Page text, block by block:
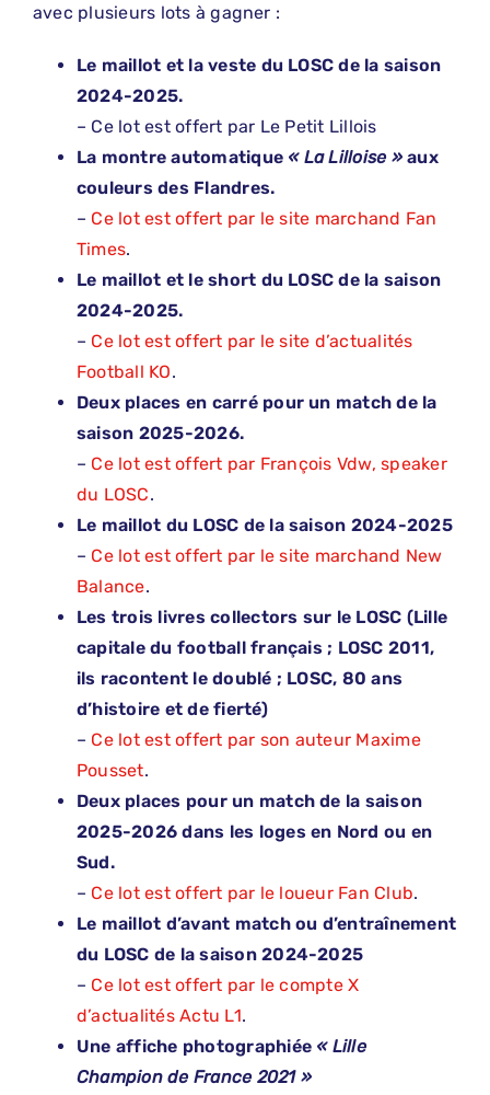
avec plusieurs lots à gagner :
Le maillot et la veste du LOSC de la saison
2024-2025.
– Ce lot est offert par Le Petit Lillois
La montre automatique « La Lilloise »aux
couleurs des Flandres.
– Ce lot est offert par le site marchand Fan
Times.
Le maillot et le short du LOSC de la saison
2024-2025.
– Ce lot est offert par le site d’actualités
Football KO.
Deux places en carré pour un match de la
saison 2025-2026.
– Ce lot est offert par François Vdw, speaker
du LOSC.
Le maillot du LOSC de la saison 2024-2025
– Ce lot est offert par le site marchand New
Balance.
Les trois livres collectors sur le LOSC (Lille
capitale du football français ; LOSC 2011,
ils racontent le doublé ; LOSC, 80 ans
d’histoire et de fierté)
– Ce lot est offert par son auteur Maxime
Pousset.
Deux places pour un match de la saison
2025-2026 dans les loges en Nord ou en
Sud.
– Ce lot est offert par le loueur Fan Club.
Le maillot d’avant match ou d’entraînement
du LOSC de la saison 2024-2025
– Ce lot est offert par le compte X
d’actualités Actu L1.
Une affiche photographiée « Lille
Champion de France 2021 »